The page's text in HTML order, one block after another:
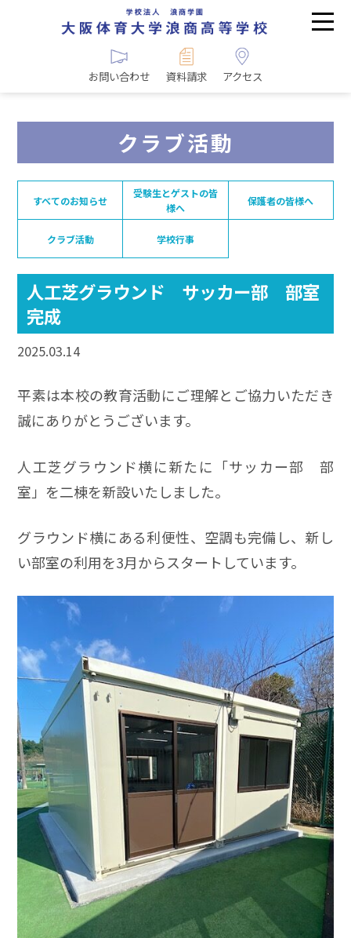
お問い合わせ 資料請求 アクセス
クラブ活動
すべてのお知らせ
受験生とゲストの皆
様へ
保護者の皆様へ
クラブ活動 学校行事
人工芝グラウンド サッカー部 部室
完成
2025.03.14
平素は本校の教育活動にご理解とご協力いただき
誠にありがとうございます。
人工芝グラウンド横に新たに「サッカー部 部
室」を二棟を新設いたしました。
グラウンド横にある利便性、空調も完備し、新し
い部室の利用を3月からスタートしています。